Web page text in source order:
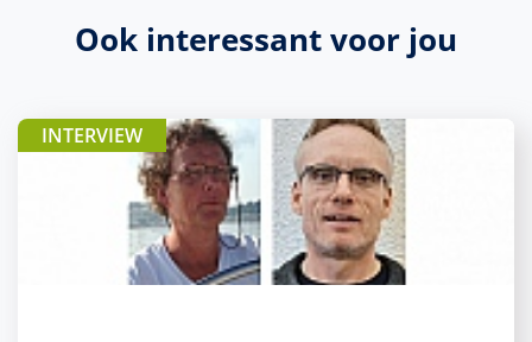
Ook interessant voor jou
INTERVIEW